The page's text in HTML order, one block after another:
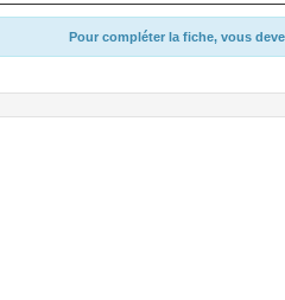
Pour compléter la fiche, vous